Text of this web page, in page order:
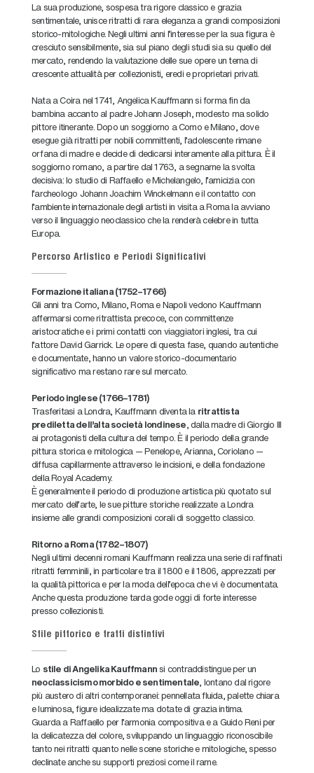
La sua produzione, sospesa tra rigore classico e grazia
sentimentale, unisce ritratti di rara eleganza a grandi composizioni
storico-mitologiche. Negli ultimi anni l'interesse per la sua figura è
cresciuto sensibilmente, sia sul piano degli studi sia su quello del
mercato, rendendo la valutazione delle sue opere un tema di
crescente attualità per collezionisti, eredi e proprietari privati.
Nata a Coira nel 1741, Angelica Kauffmann si forma fin da
bambina accanto al padre Johann Joseph, modesto ma solido
pittore itinerante. Dopo un soggiorno a Como e Milano, dove
esegue già ritratti per nobili committenti, l'adolescente rimane
orfana di madre e decide di dedicarsi interamente alla pittura. È il
soggiorno romano, a partire dal 1763, a segnarne la svolta
decisiva: lo studio di Raffaello e Michelangelo, l'amicizia con
l'archeologo Johann Joachim Winckelmann e il contatto con
l'ambiente internazionale degli artisti in visita a Roma la avviano
verso il linguaggio neoclassico che la renderà celebre in tutta
Europa.
Percorso Artistico e Periodi Significativi
Formazione italiana (1752–1766)
Gli anni tra Como, Milano, Roma e Napoli vedono Kauffmann
affermarsi come ritrattista precoce, con committenze
aristocratiche e i primi contatti con viaggiatori inglesi, tra cui
l'attore David Garrick. Le opere di questa fase, quando autentiche
e documentate, hanno un valore storico-documentario
significativo ma restano rare sul mercato.
Periodo inglese (1766–1781)
Trasferitasi a Londra, Kauffmann diventa la ritrattista
prediletta dell'alta società londinese, dalla madre di Giorgio III
ai protagonisti della cultura del tempo. È il periodo della grande
pittura storica e mitologica — Penelope, Arianna, Coriolano —
diffusa capillarmente attraverso le incisioni, e della fondazione
della Royal Academy.
È generalmente il periodo di produzione artistica più quotato sul
mercato dell'arte, le sue pitture storiche realizzate a Londra
insieme alle grandi composizioni corali di soggetto classico.
Ritorno a Roma (1782–1807)
Negli ultimi decenni romani Kauffmann realizza una serie di raffinati
ritratti femminili, in particolare tra il 1800 e il 1806, apprezzati per
la qualità pittorica e per la moda dell'epoca che vi è documentata.
Anche questa produzione tarda gode oggi di forte interesse
presso collezionisti.
Stile pittorico e tratti distintivi
Lo stile di Angelika Kauffmannsi contraddistingue per un
neoclassicismo morbido e sentimentale, lontano dal rigore
più austero di altri contemporanei: pennellata fluida, palette chiara
e luminosa, figure idealizzate ma dotate di grazia intima.
Guarda a Raffaello per l'armonia compositiva e a Guido Reni per
la delicatezza del colore, sviluppando un linguaggio riconoscibile
tanto nei ritratti quanto nelle scene storiche e mitologiche, spesso
declinate anche su supporti preziosi come il rame.